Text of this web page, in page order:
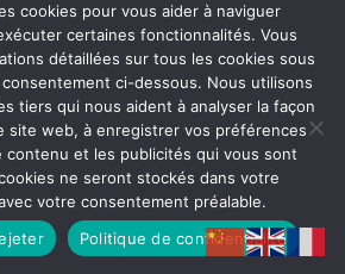
LTD. ALL RIGHTS RESERVED
© 2026 Henri Joli | 周易
Privacy Policy
cookies pour vous aider à naviguer
certaines fonctionnalités. Vous
détaillées sur tous les cookies sous
ci-dessous. Nous utilisons
tiers qui nous aident à analyser la façon
site web, à enregistrer vos préférences
contenu et les publicités qui vous sont
ne seront stockés dans votre
votre consentement préalable.
Politique de confidentialité